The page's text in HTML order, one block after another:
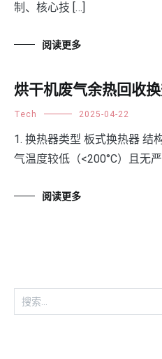
制、核心技 […]
阅读更多
烘干机废气余热回收
Tech 2025-04-22
1. 换热器类型 板式换热器 结
气温度较低（<200°C）且无
阅读更多
搜
索：